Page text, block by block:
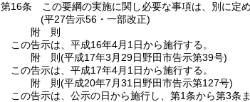
第16条
この要綱の実施に関し必要な事項は、別に定め
(平27告示56・一部改正)
附 則
この告示は、平成16年4月1日から施行する。
附 則(平成17年3月29日野田市告示第39号)
この告示は、平成17年4月1日から施行する。
附 則(平成20年7月31日野田市告示第127号)
この告示は、公示の日から施行し、第1条から第3条